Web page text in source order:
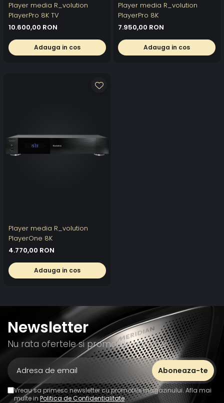
Player media R_volution
PlayerPro 8K TV
10.600,00 RON
Adauga in cos
Player media R_volution
PlayerPro 8K
7.950,00 RON
Adauga in cos
Player media R_volution
PlayerOne 8K
4.770,00 RON
Adauga in cos
Newsletter
Nu rata ofertele si promotiile noastre
Vreau sa primesc newsletter cu promotiile magazinului. Afla mai
multe inPolitica de Confidentialitate